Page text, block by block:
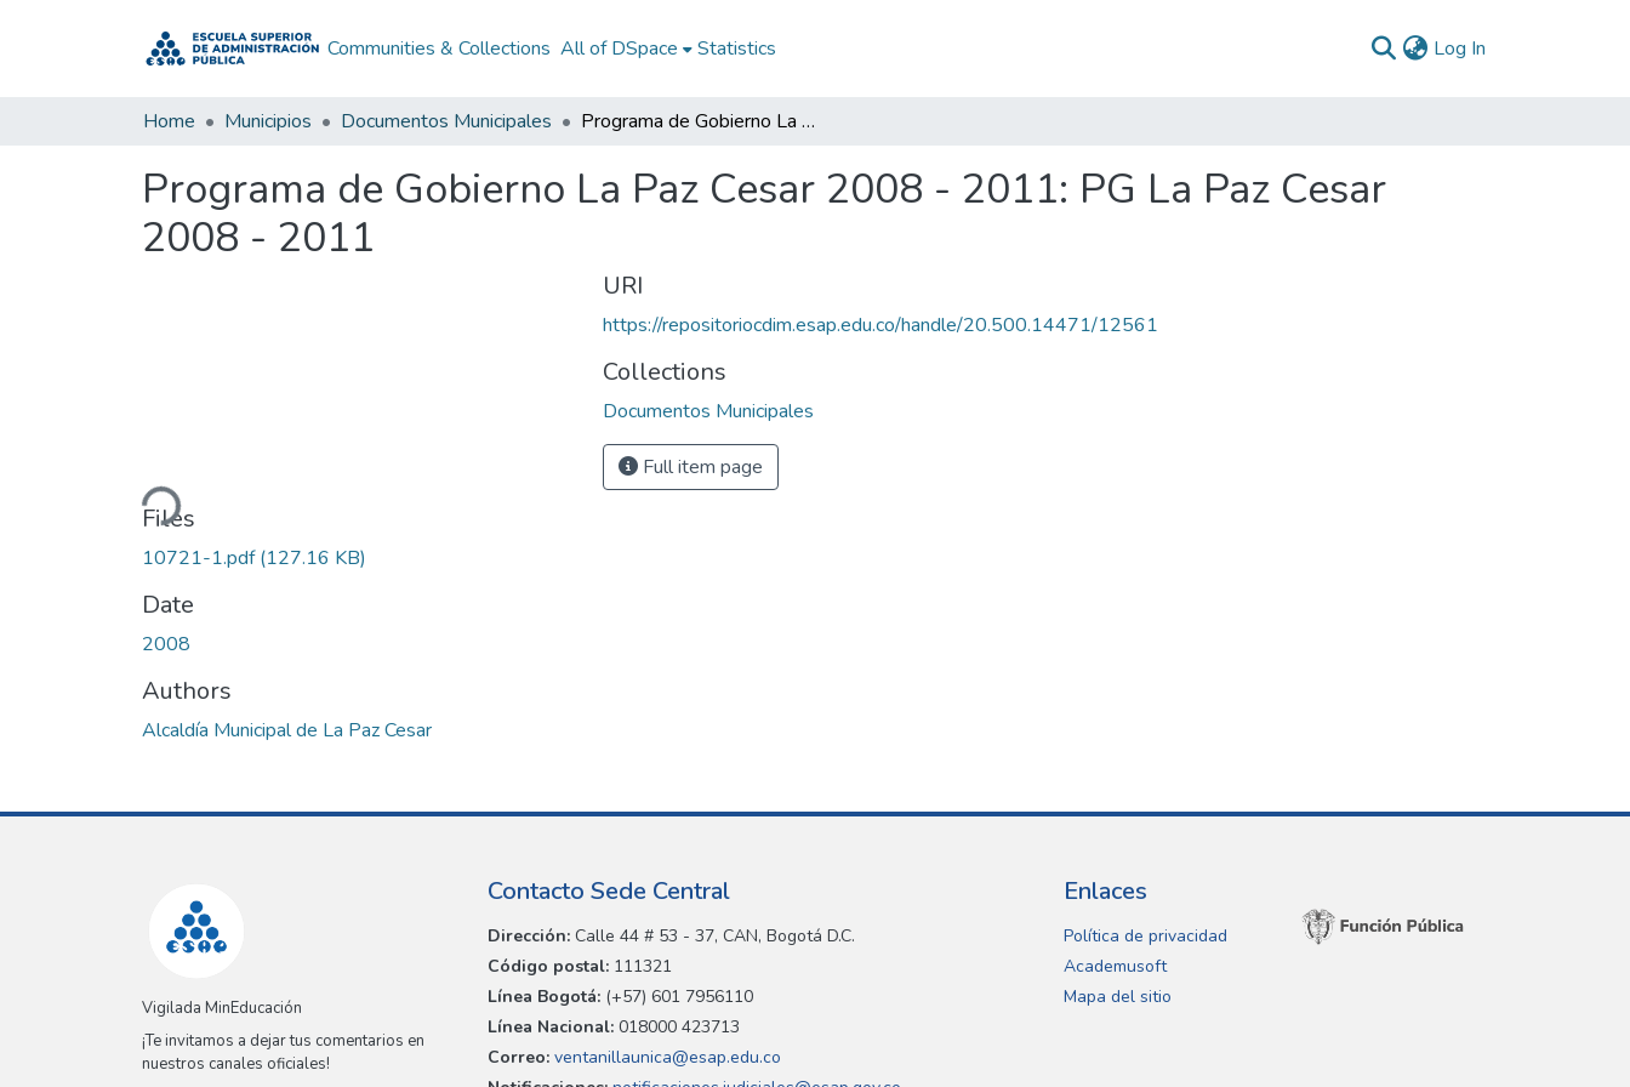
Communities & Collections All of DSpace Statistics Log In
Home Municipios Documentos Municipales Programa de Gobierno La Paz Cesar 2008 - 2011: PG La Paz Cesar 2008 - 2011
Programa de Gobierno La Paz Cesar 2008 - 2011: PG La Paz Cesar
2008 - 2011
Loading...
Files
10721-1.pdf(127.16 KB)
Date
2008
Authors
Alcaldía Municipal de La Paz Cesar
URI
https://repositoriocdim.esap.edu.co/handle/20.500.14471/12561
Collections
Documentos Municipales
Full item page
Vigilada MinEducación
¡Te invitamos a dejar tus comentarios en
nuestros canales oficiales!
Contacto Sede Central
Dirección: Calle 44 # 53 - 37, CAN, Bogotá D.C.
Código postal: 111321
Línea Bogotá: (+57) 601 7956110
Línea Nacional: 018000 423713
Correo: ventanillaunica@esap.edu.co
Enlaces
Política de privacidad
Academusoft
Mapa del sitio